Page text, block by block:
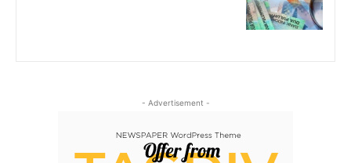
- Advertisement -